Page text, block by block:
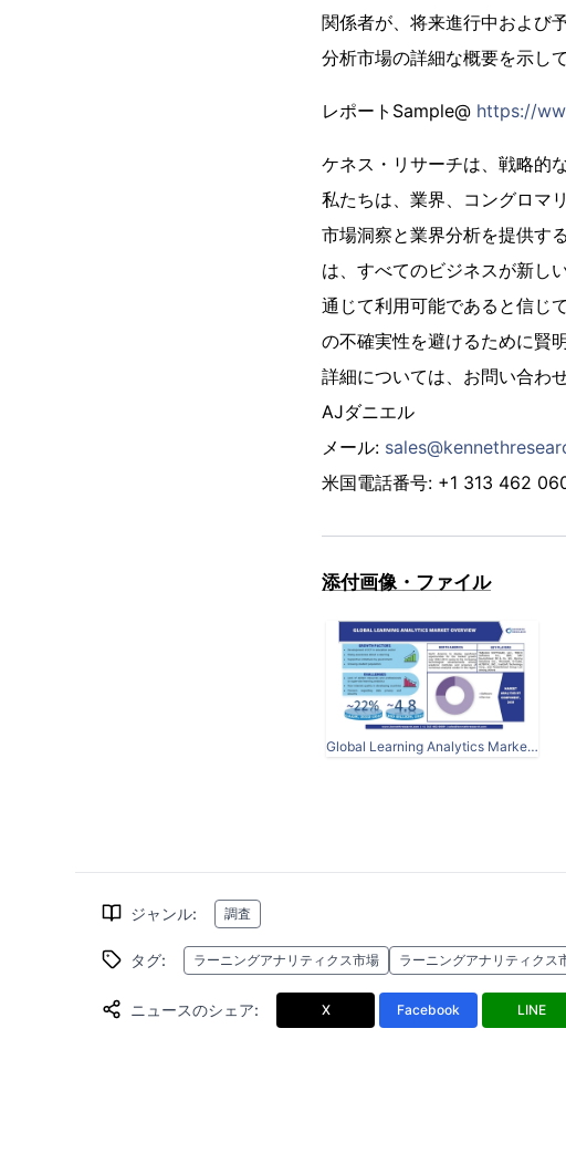
関係者が、将来進行中および
分析市場の詳細な概要を示して
レポートSample@ https://
ケネス・リサーチは、戦略的
私たちは、業界、コングロマ
市場洞察と業界分析を提供す
は、すべてのビジネスが新し
通じて利用可能であると信じ
の不確実性を避けるために賢
詳細については、お問い合わ
AJダニエル
メール:
米国電話番号: +1 313 462
添付画像・ファイル
Global Learning Analytics Market IG.jpg
ジャンル: 調査
タグ: ラーニングアナリティクス市場 ラーニングアナリティクス
ニュースのシェア: X Facebook LINE